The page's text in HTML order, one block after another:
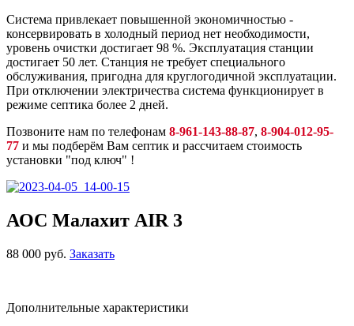
Система привлекает повышенной экономичностью -
консервировать в холодный период нет необходимости,
уровень очистки достигает 98 %. Эксплуатация станции
достигает 50 лет. Станция не требует специального
обслуживания, пригодна для круглогодичной эксплуатации.
При отключении электричества система функционирует в
режиме септика более 2 дней.
Позвоните нам по телефонам 8-961-143-88-87, 8-904-012-95-
77 и мы подберём Вам септик и рассчитаем стоимость
установки "под ключ" !
АОС Малахит AIR 3
88 000 руб. Заказать
Дополнительные характеристики